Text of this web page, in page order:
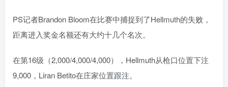
PS记者Brandon Bloom在比赛中捕捉到了Hellmuth的失败，
距离进入奖金名额还有大约十几个名次。
在第16级（2,000/4,000/4,000），Hellmuth从枪口位置下注
9,000，Liran Betito在庄家位置跟注。